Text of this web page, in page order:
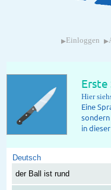
▸ Einloggen ▸
Erste
Hier
Eine
sondern
in
Deutsch
der Ball ist rund